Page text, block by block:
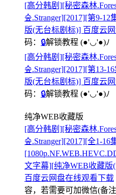
[高分韩剧][秘密森林
숲.Stranger][2017][第9-
版(无台标剧标)] 百度云
码： 🔒解锁教程 (●'◡'●)ﾉ
[高分韩剧][秘密森林
숲.Stranger][2017][第13-
版(无台标剧标)] 百度云
码： 🔒解锁教程 (●'◡'●)ﾉ
纯净WEB收藏版
[高分韩剧][秘密森林
숲.Stranger][2017][全1-16
文字幕][纯净WEB收藏版
百度云网盘在线观看下载
容，若需要可加微信(备